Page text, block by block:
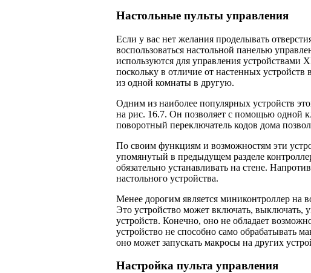
Настольные пульты управления
Если у вас нет желания проделывать
воспользоваться настольной панелью
используются для управления
поскольку в отличие от настен­ных
из одной комнаты в другую.
Одним из наиболее популярных устройств
на рис. 16.7. Он позволяет с помощью одной
поворотный переключатель кодов дома
По своим функциям и возможностям эти
упомянутый в предыдущем разделе
обязательно устанавливать на стене.
настольного устройства.
Менее дорогим является миниконтроллер на
Это устройство может включать, выключать,
устройств. Конечно, оно не обладает
устройство не способно само обрабатывать
оно может запускать макросы на других
Настройка пульта управления